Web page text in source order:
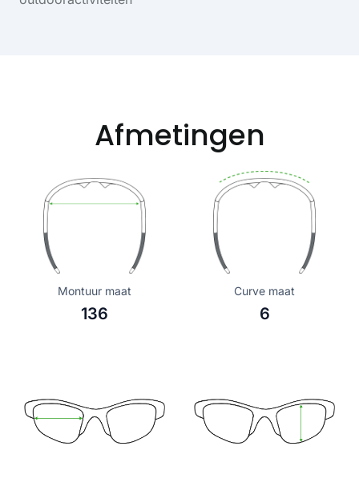
Afmetingen
Montuur maat
136
Curve maat
6